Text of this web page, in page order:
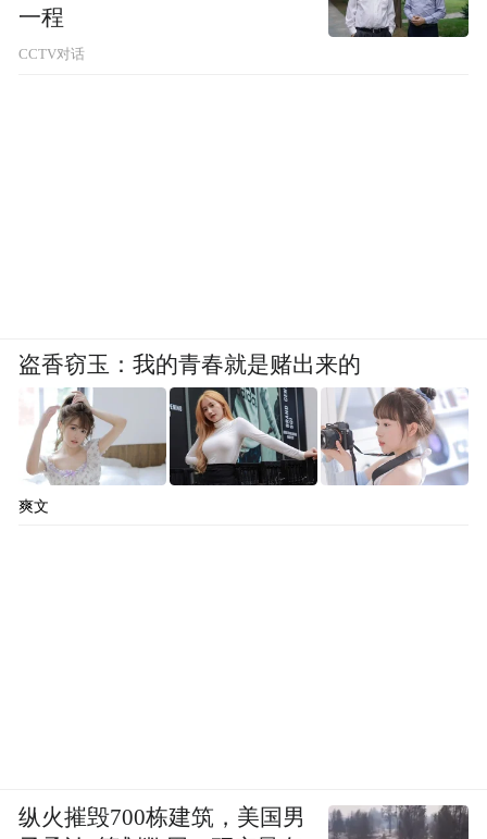
一程
CCTV对话
盗香窃玉：我的青春就是赌出来的
爽文
纵火摧毁700栋建筑，美国男